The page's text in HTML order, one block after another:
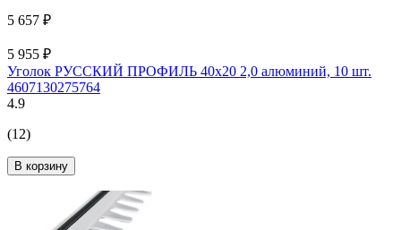
5 657 ₽
5 955 ₽
Уголок РУССКИЙ ПРОФИЛЬ 40x20 2,0 алюминий, 10 шт.
4607130275764
4.9
(12)
В корзину